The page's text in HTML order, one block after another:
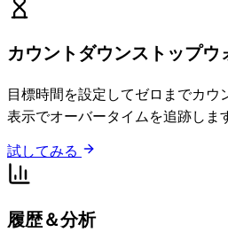
カウントダウンストップウ
目標時間を設定してゼロまでカウ
表示でオーバータイムを追跡しま
試してみる
履歴＆分析